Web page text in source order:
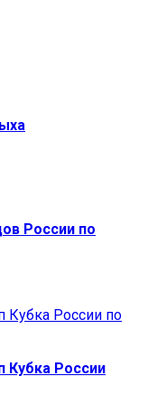
России по
Кубка России